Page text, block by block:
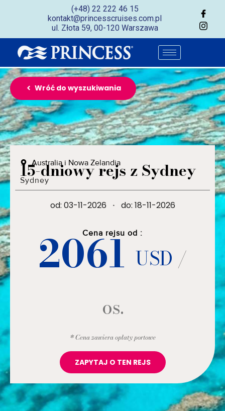
(+48) 22 222 46 15
kontakt@princesscruises.com.pl
ul. Złota 59, 00-120 Warszawa
Wróć do wyszukiwania
Australia i Nowa Zelandia
15-dniowy rejs z Sydney
Sydney
od: 03-11-2026 · do: 18-11-2026
Cena rejsu od :
2061USD /
os.
* Cena zawiera opłaty portowe
ZAPYTAJ O TEN REJS